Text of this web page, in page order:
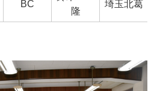
BC
隆
埼玉北葛